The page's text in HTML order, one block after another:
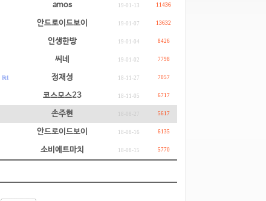
amos 19-01-13 11436
안드로이드보이 19-01-07 13632
인생한방 19-01-04 8426
씨네 19-01-02 7798
R: 1 정재성 18-11-27 7057
코스모스23 18-11-05 6717
손주현 18-08-27 5617
안드로이드보이 18-08-16 6135
소비에트마치 18-08-15 5770